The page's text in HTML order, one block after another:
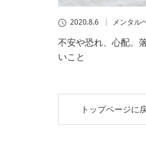
2020.8.6 メンタル
不安や恐れ、心配。
いこと
トップページに